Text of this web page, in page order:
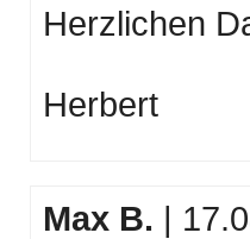
Herzlichen
Herbert
Max B. |